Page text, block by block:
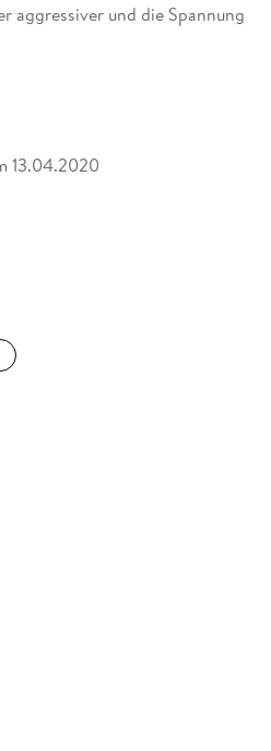
aggressiver und die Spannung
13.04.2020